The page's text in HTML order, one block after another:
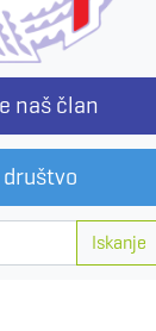
naš član
Iskanje